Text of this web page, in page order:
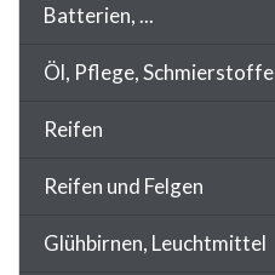
Batterien, ...
Öl, Pflege, Schmierstoffe
Reifen
Reifen und Felgen
Glühbirnen, Leuchtmittel